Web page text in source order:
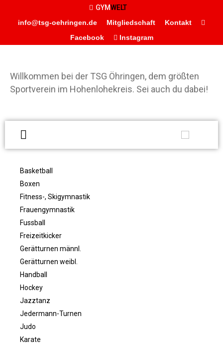
START
DER VEREIN
Geschäftsstelle
GYMWELT
info@tsg-oehringen.de
Mitgliedschaft
Kontakt
Facebook
Instagram
Willkommen bei der TSG Öhringen, dem größten
Sportverein im Hohenlohekreis. Sei auch du dabei!
Basketball
Boxen
Fitness-, Skigymnastik
Frauengymnastik
Fussball
Freizeitkicker
Gerätturnen männl.
Gerätturnen weibl.
Handball
Hockey
Jazztanz
Jedermann-Turnen
Judo
Karate